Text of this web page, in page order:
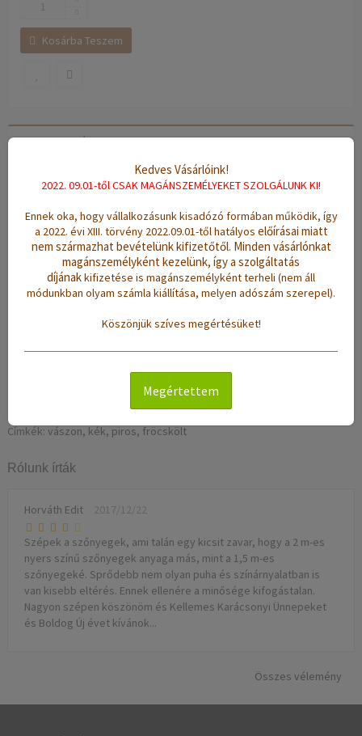
Kosárba Teszem
Szövés:kézi szövésű
Anyag:80% pamut, 20% polyester
Méret:(sz/h): 70 x 150 cm
1.3 Kg
Színek:kék, piros
sűrű szövésű, vékony, erős tartású, jó
hőszigetelő- és nedvszívó hatású, könnyen tisztítható
mosógépben 40 °C-on mosható
Címkék: vászon, kék, piros, fröcskölt
Rólunk írták
Horváth Edit 2017/12/22
Szépek a szőnyegek, ami talán egy kicsit zavar, hogy a 2 m-es
nyers színű szőnyegek anyaga más, mint a 1,5 m-es
szőnyegeké. Sprődebb nem olyan puha és színárnyalatban is
van kisebb eltérés. Ennek ellenére a minősége kifogástalan.
Nagyon szépen köszönöm és Kellemes Karácsonyi Ünnepeket
és Boldog Új évet kívánok...
Összes vélemény
Kedves Vásárlóink!
2022. 09.01-től CSAK MAGÁNSZEMÉLYEKET SZOLGÁLUNK KI!
Ennek oka, hogy vállalkozásunk kisadózó formában működik, így
a 2022. évi XIII. törvény 2022.09.01-től hatályos előírásai miatt
nem származhat bevételünk kifizetőtől. Minden vásárlónkat
magánszemélyként kezelünk, így a szolgáltatás
díjánakkifizetése is magánszemélyként terheli (nem áll
módunkban olyam számla kiállítása, melyen adószám szerepel).
Köszönjük szíves megértésüket!
Megértettem